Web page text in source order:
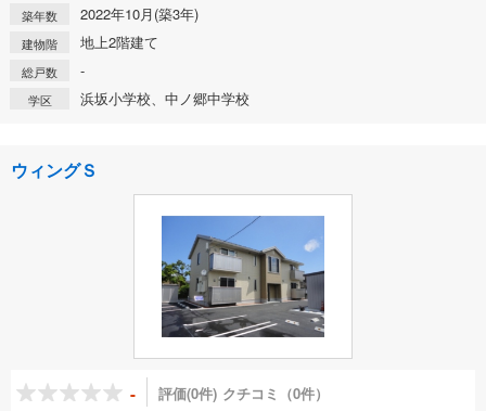
築年数 2022年10月(築3年)
建物階 地上2階建て
総戸数 -
学区 浜坂小学校、中ノ郷中学校
ウィングＳ
- 評価(0件) クチコミ（0件）